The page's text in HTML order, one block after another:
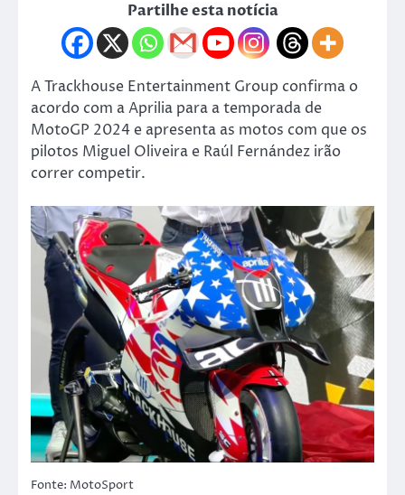
Partilhe esta notícia
A Trackhouse Entertainment Group confirma o
acordo com a Aprilia para a temporada de
MotoGP 2024 e apresenta as motos com que os
pilotos Miguel Oliveira e Raúl Fernández irão
correr competir.
Fonte: MotoSport